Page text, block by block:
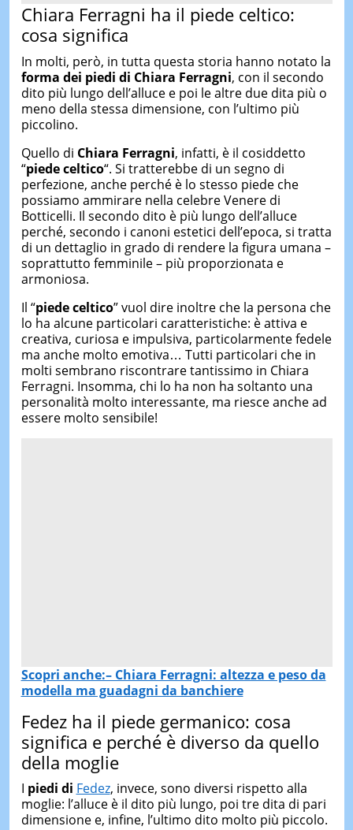
Chiara Ferragni ha il piede celtico:
cosa significa
In molti, però, in tutta questa storia hanno notato la
forma dei piedi di Chiara Ferragni, con il secondo
dito più lungo dell’alluce e poi le altre due dita più o
meno della stessa dimensione, con l’ultimo più
piccolino.
Quello di Chiara Ferragni, infatti, è il cosiddetto
“piede celtico“. Si tratterebbe di un segno di
perfezione, anche perché è lo stesso piede che
possiamo ammirare nella celebre Venere di
Botticelli. Il secondo dito è più lungo dell’alluce
perché, secondo i canoni estetici dell’epoca, si tratta
di un dettaglio in grado di rendere la figura umana –
soprattutto femminile – più proporzionata e
armoniosa.
Il “piede celtico” vuol dire inoltre che la persona che
lo ha alcune particolari caratteristiche: è attiva e
creativa, curiosa e impulsiva, particolarmente fedele
ma anche molto emotiva… Tutti particolari che in
molti sembrano riscontrare tantissimo in Chiara
Ferragni. Insomma, chi lo ha non ha soltanto una
personalità molto interessante, ma riesce anche ad
essere molto sensibile!
Scopri anche:– Chiara Ferragni: altezza e peso da
modella ma guadagni da banchiere
Fedez ha il piede germanico: cosa
significa e perché è diverso da quello
della moglie
I piedi di Fedez, invece, sono diversi rispetto alla
moglie: l’alluce è il dito più lungo, poi tre dita di pari
dimensione e, infine, l’ultimo dito molto più piccolo.